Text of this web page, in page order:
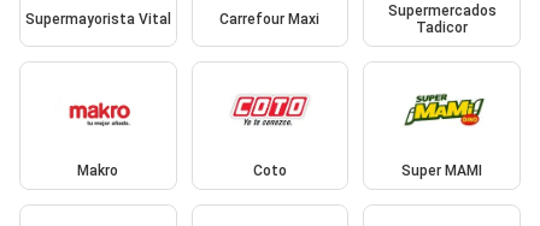
Supermayorista Vital Carrefour Maxi
Supermercados
Tadicor
Makro Coto Super MAMI